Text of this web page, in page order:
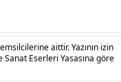
aittir. Yazının izin
Sanat Eserleri Yasasına göre